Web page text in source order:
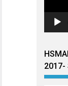
2017-